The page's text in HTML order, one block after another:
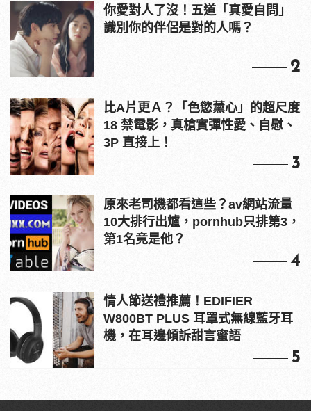
你愛對人了沒！五道「真愛自問」
識別你的伴侶是對的人嗎？
2
比A片更Ａ？「色慾薰心」的超尺度
18 禁電影，真槍實彈性愛、自慰、
3P 直接上！
3
原來老司機都看這些？av網站流量
10大排行出爐，pornhub只排第3，
第1名竟是他？
4
情人節送禮推薦！EDIFIER
W800BT PLUS 耳罩式無線藍牙耳
機，在耳邊傾訴甜言蜜語
5